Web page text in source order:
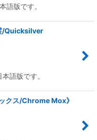
語版です。
/Quicksilver
語版です。
クス/Chrome Mox》